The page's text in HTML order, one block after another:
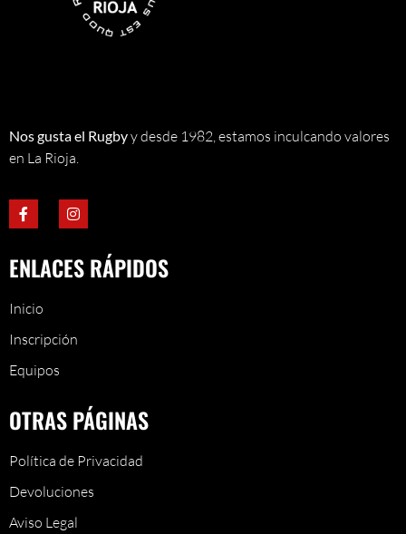
Nos gusta el Rugbyy desde 1982, estamos inculcando valores
en La Rioja.
ENLACES RÁPIDOS
Inicio
Inscripción
Equipos
OTRAS PÁGINAS
Política de Privacidad
Devoluciones
Aviso Legal